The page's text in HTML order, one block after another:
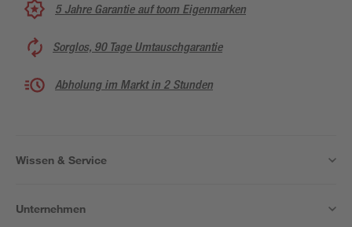
5 Jahre Garantie auf toom Eigenmarken
Sorglos, 90 Tage Umtauschgarantie
Abholung im Markt in 2 Stunden
Wissen & Service
Unternehmen